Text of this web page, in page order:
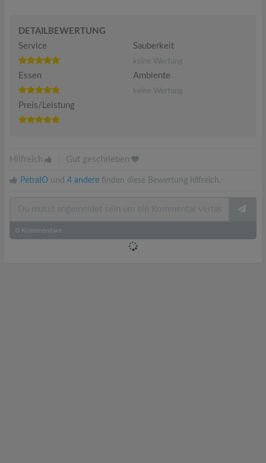
DETAILBEWERTUNG
Service
Sauberkeit
keine Wertung
Essen Ambiente
keine Wertung
Preis/Leistung
Hilfreich Gut geschrieben
PetraIO und 4 andere finden diese Bewertung hilfreich.
0 Kommentare